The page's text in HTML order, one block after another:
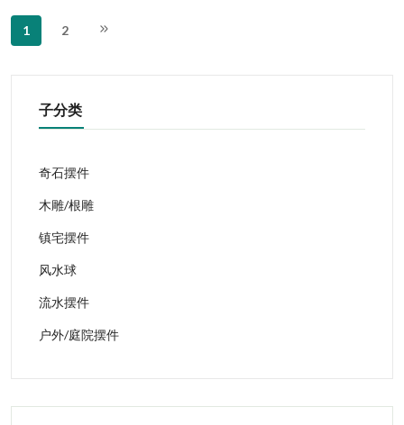
1 2
子分类
奇石摆件
木雕/根雕
镇宅摆件
风水球
流水摆件
户外/庭院摆件